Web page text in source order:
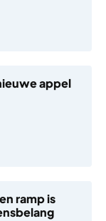
appel
ramp is